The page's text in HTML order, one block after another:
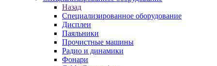
Назад
Специализированное оборудование
Дисплеи
Паяльники
Прочистные машины
Радио и динамики
Фонари